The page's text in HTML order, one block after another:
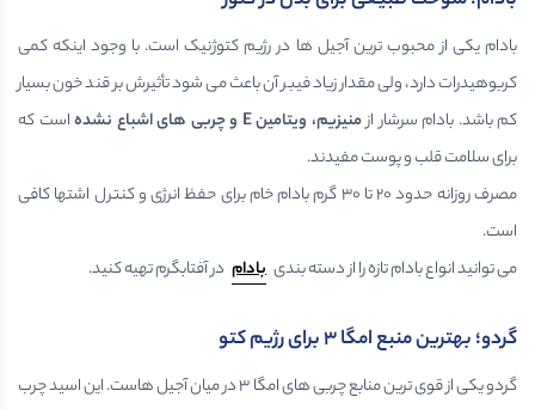
بادام یکی از محبوب ترین آجیل ها در رژیم کتوژنیک است. با وجود اینکه کمی
کربوهیدرات دارد، ولی مقدار زیاد فیبر آن باعث می شود تأثیرش بر قند خون بسیار
کم باشد. بادام سرشار ازمنیزیم، ویتامینE و چربی های اشباع نشدهاست که
برای سلامت قلب و پوست مفیدند.
مصرف روزانه حدود ۲۰ تا ۳۰ گرم بادام خام برای حفظ انرژی و کنترل اشتها کافی
است.
می توانید انواع بادام تازه را از دسته بندی بادام در آفتابگرم تهیه کنید.
گردو؛ بهترین منبع امگا ۳ برای رژیم کتو
گردو یکی از قوی ترین منابع چربی های امگا ۳ در میان آجیل هاست. این اسید چرب